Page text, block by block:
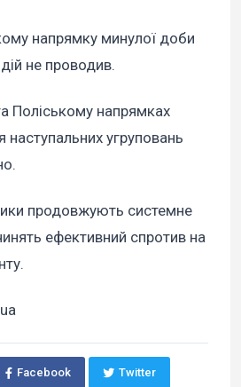
напрямку минулої доби
не проводив.
Поліському напрямках
угруповань
продовжують системне
ефективний спротив на
Facebook Twitter